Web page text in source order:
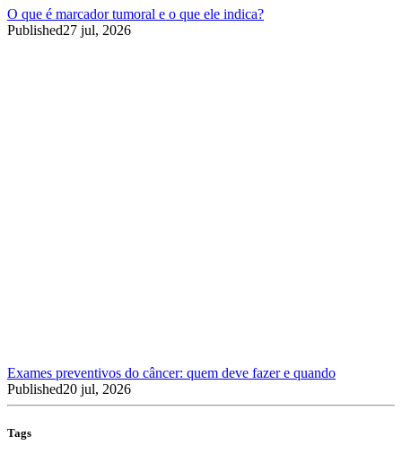
O que é marcador tumoral e o que ele indica?
Published27 jul, 2026
Exames preventivos do câncer: quem deve fazer e quando
Published20 jul, 2026
Tags